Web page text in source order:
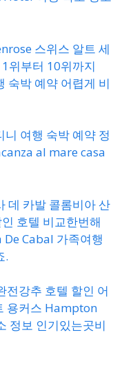
스위스 알트 세
위부터 10위까지
숙박 예약 어렵게 비
여행 숙박 예약 정
al mare casa
데 카발 콜롬비아 산
호텔 비교한번해
Cabal 가족여행
.
전강추 호텔 할인 어
용커스 Hampton
정보 인기있는곳비